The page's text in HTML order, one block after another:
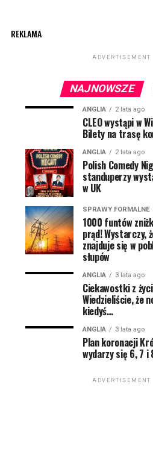
REKLAMA
ADVERTISEMENT
NAJNOWSZE
ANGLIA 2 lata ago
CLEO wystąpi w
Bilety na trasę
ANGLIA 2 lata ago
Polish Comedy
standuperzy
w UK
SPRAWY FORMALNE
1000 funtów
prąd! Wystarczy,
znajduje się w
słupów
ANGLIA 3 lata ago
Ciekawostki z
Wiedzieliście, że
kiedyś…
ANGLIA 3 lata ago
Plan koronacji
wydarzy się 6, 7 i
ADVERTISEMENT